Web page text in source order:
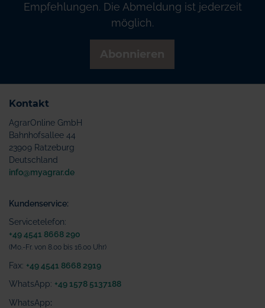
Empfehlungen. Die Abmeldung ist jederzeit
möglich.
Kontakt
AgrarOnline GmbH
Bahnhofsallee 44
23909 Ratzeburg
Deutschland
info@myagrar.de
Kundenservice:
Servicetelefon:
+49 4541 8668 290
(Mo.-Fr. von 8.00 bis 16.00 Uhr)
Fax: +49 4541 8668 2919
WhatsApp: +49 1578 5137188
WhatsApp: